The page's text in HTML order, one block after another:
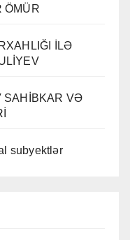
ÖMÜR
İLƏ
SAHİBKAR VƏ
subyektlər